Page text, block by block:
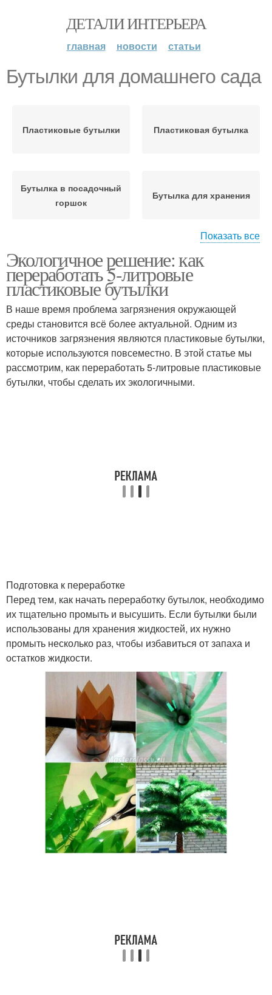
ДЕТАЛИ ИНТЕРЬЕРА
главная новости статьи
Бутылки для домашнего сада
Пластиковые бутылки Пластиковая бутылка
Бутылка в посадочный
горшок
Бутылка для хранения
Бутылка в игрушку Вертикальный сад
Сад с горизонтальным
креплением
Травы в домашних
условиях
Принцип из
Показать все
Экологичное решение: как
переработать 5-литровые
пластиковые бутылки
В наше время проблема загрязнения окружающей
среды становится всё более актуальной. Одним из
источников загрязнения являются пластиковые бутылки,
которые используются повсеместно. В этой статье мы
рассмотрим, как переработать 5-литровые пластиковые
бутылки, чтобы сделать их экологичными.
Подготовка к переработке
Перед тем, как начать переработку бутылок, необходимо
их тщательно промыть и высушить. Если бутылки были
использованы для хранения жидкостей, их нужно
промыть несколько раз, чтобы избавиться от запаха и
остатков жидкости.